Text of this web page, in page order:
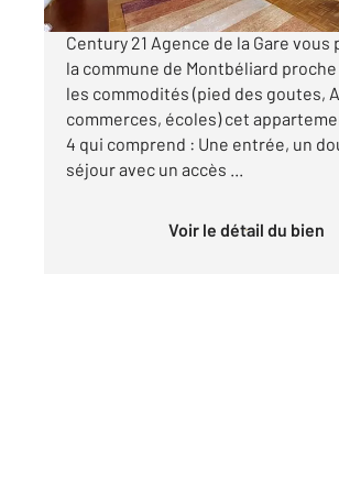
Century 21 Agence de la Gare
la commune de Montbéliard
les commodités (pied des goutes,
commerces, écoles) cet
4 qui comprend : Une entrée, un
séjour avec un accès ...
Voir le détail du bien